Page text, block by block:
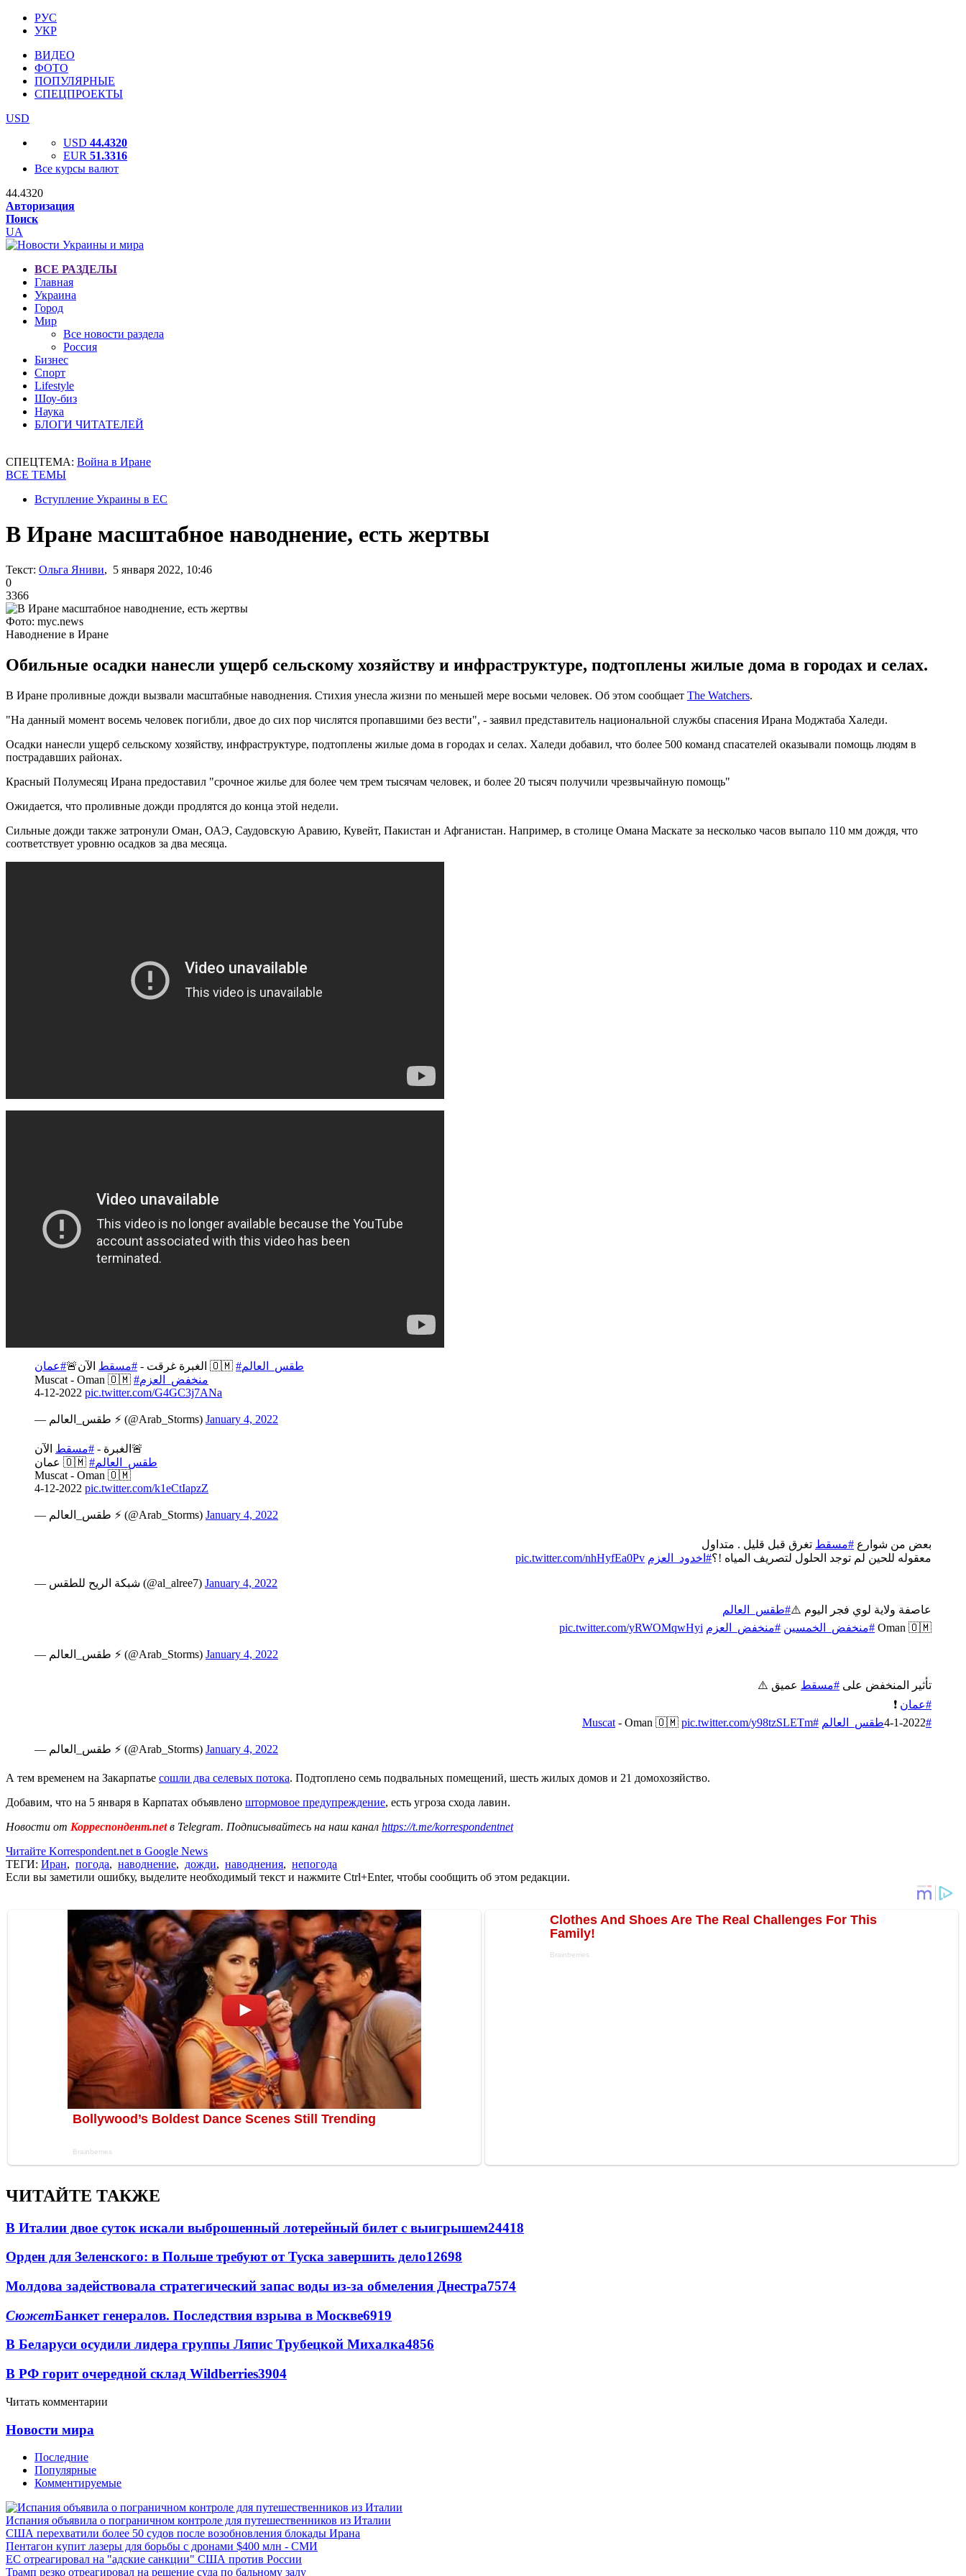
РУС
УКР
ВИДЕО
ФОТО
ПОПУЛЯРНЫЕ
СПЕЦПРОЕКТЫ
USD
USD 44.4320
EUR 51.3316
Все курсы валют
44.4320
Авторизация
Поиск
UA
ВСЕ РАЗДЕЛЫ
Главная
Украина
Город
Мир
Все новости раздела
Россия
Бизнес
Спорт
Lifestyle
Шоу-биз
Наука
БЛОГИ ЧИТАТЕЛЕЙ
СПЕЦТЕМА: Война в Иране
ВСЕ ТЕМЫ
Вступление Украины в ЕС
В Иране масштабное наводнение, есть жертвы
Текст: Ольга Яниви, 5 января 2022, 10:46
0
3366
Фото: myc.news
Наводнение в Иране
Обильные осадки нанесли ущерб сельскому хозяйству и инфраструктуре, подтоплены жилые дома в городах и селах.
В Иране проливные дожди вызвали масштабные наводнения. Стихия унесла жизни по меньшей мере восьми человек. Об этом сообщает The Watchers.
"На данный момент восемь человек погибли, двое до сих пор числятся пропавшими без вести", - заявил представитель национальной службы спасения Ирана Моджтаба Халеди.
Осадки нанесли ущерб сельскому хозяйству, инфраструктуре, подтоплены жилые дома в городах и селах. Халеди добавил, что более 500 команд спасателей оказывали помощь людям в
пострадавших районах.
Красный Полумесяц Ирана предоставил "срочное жилье для более чем трем тысячам человек, и более 20 тысяч получили чрезвычайную помощь"
Ожидается, что проливные дожди продлятся до конца этой недели.
Сильные дожди также затронули Оман, ОАЭ, Саудовскую Аравию, Кувейт, Пакистан и Афганистан. Например, в столице Омана Маскате за несколько часов выпало 110 мм дождя, что
соответствует уровню осадков за два месяца.
الغبرة غرقت - #مسقط الآن🚨#عمان 🇴🇲
#طقس_العالم
Muscat - Oman 🇴🇲
#منخفض_العزم
4-12-2022 pic.twitter.com/G4GC3j7ANa
— طقس_العالم ⚡️ (@Arab_Storms) January 4, 2022
الغبرة - #مسقط
الآن🚨
عمان 🇴🇲
#طقس_العالم
Muscat - Oman 🇴🇲
4-12-2022 pic.twitter.com/k1eCtIapzZ
— طقس_العالم ⚡️ (@Arab_Storms) January 4, 2022
بعض من شوارع #مسقط تغرق قبل قليل . متداول
معقوله للحين لم توجد الحلول لتصريف المياه !؟#اخدود_العزم pic.twitter.com/nhHyfEa0Pv
— شبكة الريح للطقس (@al_alree7) January 4, 2022
عاصفة ولاية لوي فجر اليوم ⚠️#طقس_العالم
Oman 🇴🇲 #منخفض_الخمسين #منخفض_العزم pic.twitter.com/yRWOMqwHyi
— طقس_العالم ⚡️ (@Arab_Storms) January 4, 2022
تأثير المنخفض على #مسقط عميق ⚠️
#عمان ❗️
4-1-2022#طقس_العالم #Muscat
- Oman 🇴🇲 pic.twitter.com/y98tzSLETm
— طقس_العالم ⚡️ (@Arab_Storms) January 4, 2022
А тем временем на Закарпатье сошли два селевых потока. Подтоплено семь подвальных помещений, шесть жилых домов и 21 домохозяйство.
Добавим, что на 5 января в Карпатах объявлено штормовое предупреждение, есть угроза схода лавин.
Новости от Корреспондент.netв Telegram. Подписывайтесь на наш канал https://t.me/korrespondentnet
Читайте Korrespondent.net в Google News
ТЕГИ: Иран, погода, наводнение, дожди, наводнения, непогода
Если вы заметили ошибку, выделите необходимый текст и нажмите Ctrl+Enter, чтобы сообщить об этом редакции.
ЧИТАЙТЕ ТАКЖЕ
В Италии двое суток искали выброшенный лотерейный билет с выигрышем24418
Орден для Зеленского: в Польше требуют от Туска завершить дело12698
Молдова задействовала стратегический запас воды из-за обмеления Днестра7574
СюжетБанкет генералов. Последствия взрыва в Москве6919
В Беларуси осудили лидера группы Ляпис Трубецкой Михалка4856
В РФ горит очередной склад Wildberries3904
Читать комментарии
Новости мира
Последние
Популярные
Комментируемые
Испания объявила о пограничном контроле для путешественников из Италии
США перехватили более 50 судов после возобновления блокады Ирана
Пентагон купит лазеры для борьбы с дронами $400 млн - СМИ
ЕС отреагировал на "адские санкции" США против России
Трамп резко отреагировал на решение суда по бальному залу